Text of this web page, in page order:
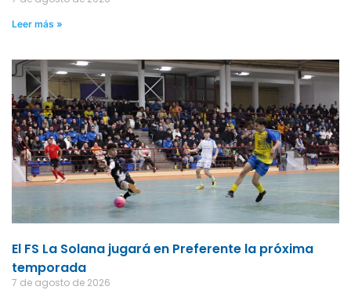
Leer más »
El FS La Solana jugará en Preferente la próxima
temporada
7 de agosto de 2026